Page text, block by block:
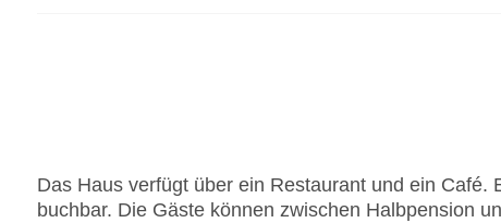
Das Haus verfügt über ein Restaurant und ein Café.
buchbar. Die Gäste können zwischen Halbpension